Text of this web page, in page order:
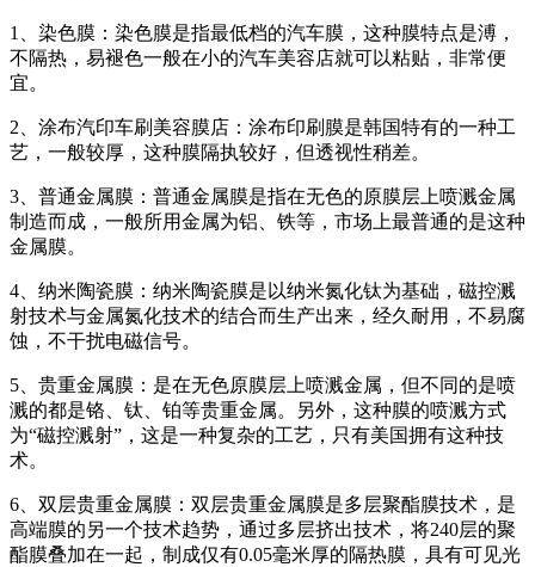
1、染色膜：染色膜是指最低档的汽车膜，这种膜特点是溥，
不隔热，易褪色一般在小的汽车美容店就可以粘贴，非常便
宜。
2、涂布汽印车刷美容膜店：涂布印刷膜是韩国特有的一种工
艺，一般较厚，这种膜隔执较好，但透视性稍差。
3、普通金属膜：普通金属膜是指在无色的原膜层上喷溅金属
制造而成，一般所用金属为铝、铁等，市场上最普通的是这种
金属膜。
4、纳米陶瓷膜：纳米陶瓷膜是以纳米氮化钛为基础，磁控溅
射技术与金属氮化技术的结合而生产出来，经久耐用，不易腐
蚀，不干扰电磁信号。
5、贵重金属膜：是在无色原膜层上喷溅金属，但不同的是喷
溅的都是铬、钛、铂等贵重金属。另外，这种膜的喷溅方式
为“磁控溅射”，这是一种复杂的工艺，只有美国拥有这种技
术。
6、双层贵重金属膜：双层贵重金属膜是多层聚酯膜技术，是
高端膜的另一个技术趋势，通过多层挤出技术，将240层的聚
酯膜叠加在一起，制成仅有0.05毫米厚的隔热膜，具有可见光